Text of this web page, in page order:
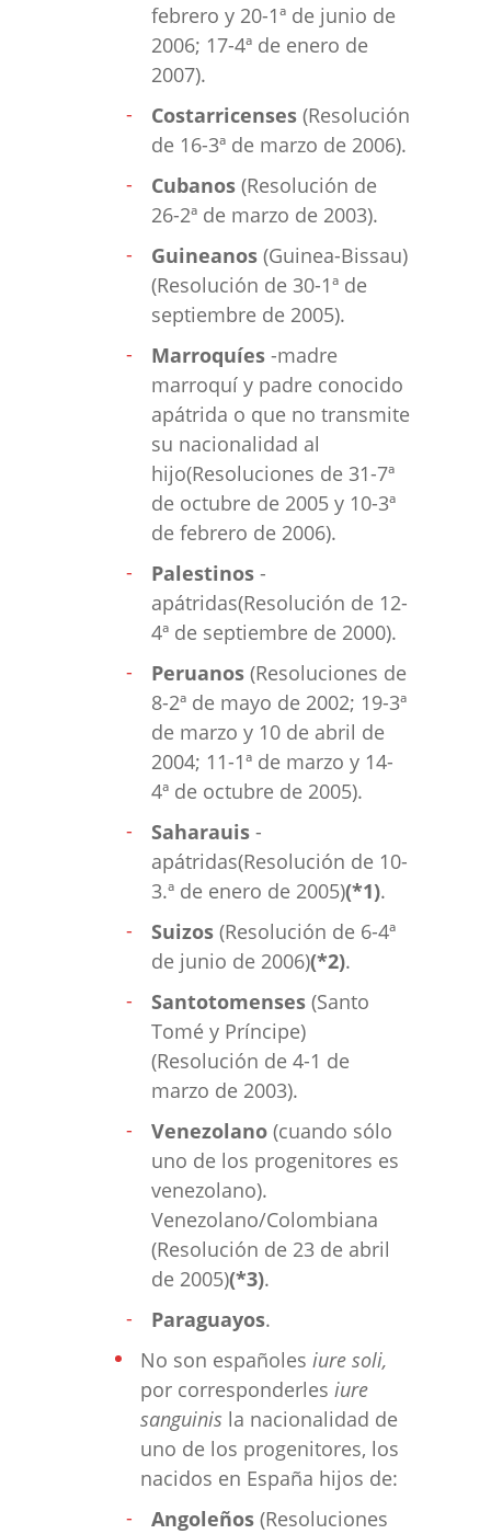
febrero y 20-1ª de junio de
2006; 17-4ª de enero de
2007).
Costarricenses (Resolución
de 16-3ª de marzo de 2006).
Cubanos (Resolución de
26-2ª de marzo de 2003).
Guineanos (Guinea-Bissau)
(Resolución de 30-1ª de
septiembre de 2005).
Marroquíes -madre
marroquí y padre conocido
apátrida o que no transmite
su nacionalidad al
hijo(Resoluciones de 31-7ª
de octubre de 2005 y 10-3ª
de febrero de 2006).
Palestinos -
apátridas(Resolución de 12-
4ª de septiembre de 2000).
Peruanos (Resoluciones de
8-2ª de mayo de 2002; 19-3ª
de marzo y 10 de abril de
2004; 11-1ª de marzo y 14-
4ª de octubre de 2005).
Saharauis -
apátridas(Resolución de 10-
3.ª de enero de 2005)(*1).
Suizos (Resolución de 6-4ª
de junio de 2006)(*2).
Santotomenses (Santo
Tomé y Príncipe)
(Resolución de 4-1 de
marzo de 2003).
Venezolano (cuando sólo
uno de los progenitores es
venezolano).
Venezolano/Colombiana
(Resolución de 23 de abril
de 2005)(*3).
Paraguayos.
No son españoles iure soli,
por corresponderles iure
sanguinis la nacionalidad de
uno de los progenitores, los
nacidos en España hijos de:
Angoleños (Resoluciones